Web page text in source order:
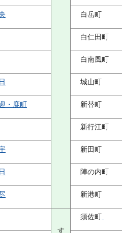
白岳町
白仁田町
白南風町
城山町
・鹿町 新替町
新行江町
新田町
陣の内町
新港町
す
須佐町